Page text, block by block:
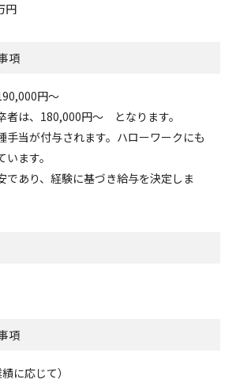
円
項
円～
者は、180,000円～ となります。
手当が付与されます。ハローワークにも
ます。
であり、経験に基づき給与を決定しま
項
に応じて）